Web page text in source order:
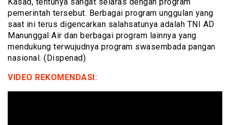
pemerintah tersebut. Berbagai program unggulan yang
saat ini terus digencarkan salahsatunya adalah TNI AD
Manunggal Air dan berbagai program lainnya yang
mendukung terwujudnya program swasembada pangan
nasional. (Dispenad)
VIDEO REKOMENDASI: